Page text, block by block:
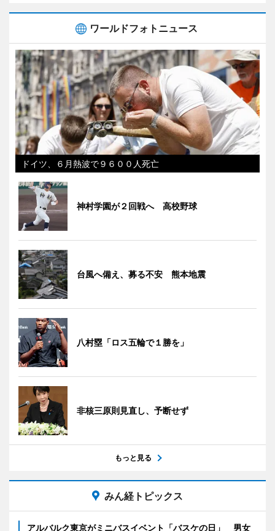
ワールドフォトニュース
ドイツ、６月熱波で９６００人死亡
神村学園が２回戦へ 高校野球
台風へ備え、募る不安 熊本地震
八村塁「ロス五輪で１勝を」
非核三原則見直し、予断せず
もっと見る
みん経トピックス
アルバルク東京がミニバスイベント「バスケの日」 男女